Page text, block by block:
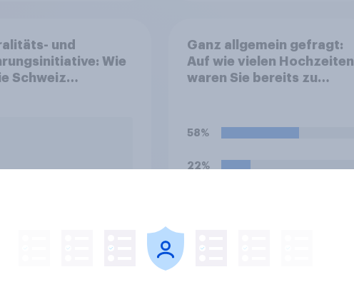
und
Wie
Schweiz
Ganz allgemein gefragt:
Auf wie vielen Hochzeiten
waren Sie bereits zu
58%
22%